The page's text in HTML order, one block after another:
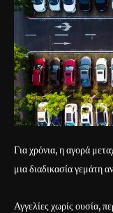
Για χρόνια, η αγορά
μια διαδικασία γεμάτη
Αγγελίες χωρίς ουσία,